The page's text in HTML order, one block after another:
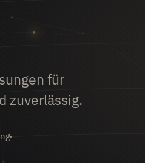
für
zuverlässig.